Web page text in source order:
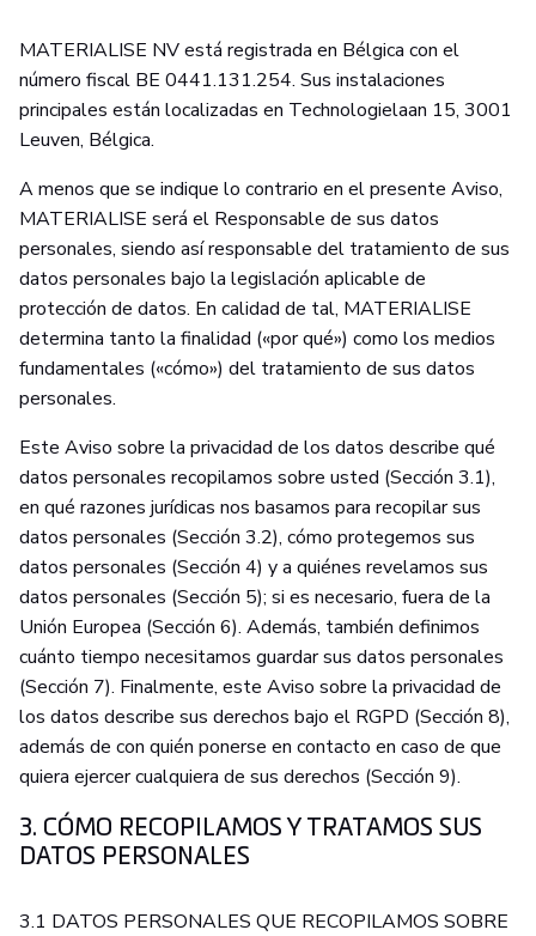
MATERIALISE NV está registrada en Bélgica con el
número fiscal BE 0441.131.254. Sus instalaciones
principales están localizadas en Technologielaan 15, 3001
Leuven, Bélgica.
A menos que se indique lo contrario en el presente Aviso,
MATERIALISE será el Responsable de sus datos
personales, siendo así responsable del tratamiento de sus
datos personales bajo la legislación aplicable de
protección de datos. En calidad de tal, MATERIALISE
determina tanto la finalidad («por qué») como los medios
fundamentales («cómo») del tratamiento de sus datos
personales.
Este Aviso sobre la privacidad de los datos describe qué
datos personales recopilamos sobre usted (Sección 3.1),
en qué razones jurídicas nos basamos para recopilar sus
datos personales (Sección 3.2), cómo protegemos sus
datos personales (Sección 4) y a quiénes revelamos sus
datos personales (Sección 5); si es necesario, fuera de la
Unión Europea (Sección 6). Además, también definimos
cuánto tiempo necesitamos guardar sus datos personales
(Sección 7). Finalmente, este Aviso sobre la privacidad de
los datos describe sus derechos bajo el RGPD (Sección 8),
además de con quién ponerse en contacto en caso de que
quiera ejercer cualquiera de sus derechos (Sección 9).
3. CÓMO RECOPILAMOS Y TRATAMOS SUS
DATOS PERSONALES
3.1 DATOS PERSONALES QUE RECOPILAMOS SOBRE